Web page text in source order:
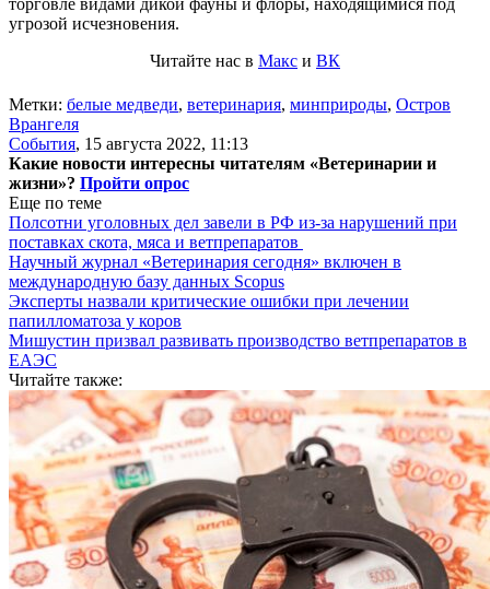
угрозой исчезновения.
Читайте нас в Макс и ВК
Метки: белые медведи, ветеринария, минприроды, Остров
Врангеля
События, 15 августа 2022, 11:13
Какие новости интересны читателям «Ветеринарии и
жизни»? Пройти опрос
Еще по теме
Полсотни уголовных дел завели в РФ из-за нарушений при
поставках скота, мяса и ветпрепаратов
Научный журнал «Ветеринария сегодня» включен в
международную базу данных Scopus
Эксперты назвали критические ошибки при лечении
папилломатоза у коров
Мишустин призвал развивать производство ветпрепаратов в
ЕАЭС
Читайте также: